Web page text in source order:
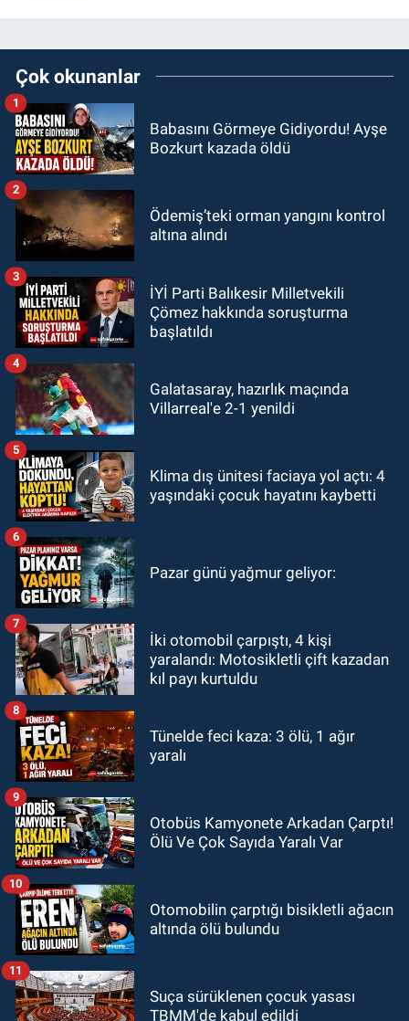
Çok okunanlar
Babasını Görmeye Gidiyordu! Ayşe
Bozkurt kazada öldü
1
Ödemiş’teki orman yangını kontrol
altına alındı
2
İYİ Parti Balıkesir Milletvekili
Çömez hakkında soruşturma
başlatıldı
3
Galatasaray, hazırlık maçında
Villarreal'e 2-1 yenildi
4
Klima dış ünitesi faciaya yol açtı: 4
yaşındaki çocuk hayatını kaybetti
5
Pazar günü yağmur geliyor:
6
İki otomobil çarpıştı, 4 kişi
yaralandı: Motosikletli çift kazadan
kıl payı kurtuldu
7
Tünelde feci kaza: 3 ölü, 1 ağır
yaralı
8
Otobüs Kamyonete Arkadan Çarptı!
Ölü Ve Çok Sayıda Yaralı Var
9
Otomobilin çarptığı bisikletli ağacın
altında ölü bulundu
10
Suça sürüklenen çocuk yasası
TBMM'de kabul edildi
11